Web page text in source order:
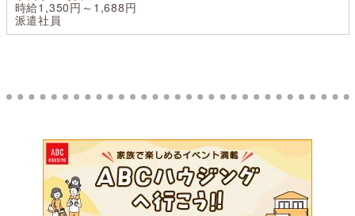
時給1,350円～1,688円
派遣社員